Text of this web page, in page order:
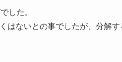
した。
はないとの事でしたが、分解